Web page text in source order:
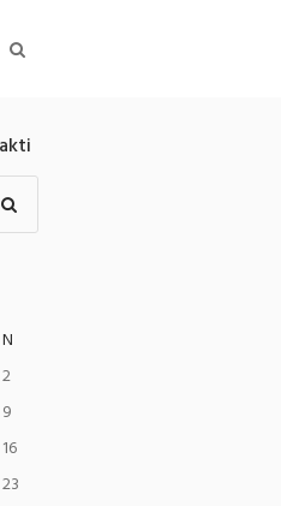
N
2
9
16
23